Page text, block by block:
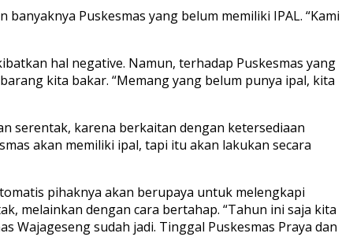
Puskesmas yang belum memiliki IPAL. “Kami
hal negative. Namun, terhadap Puskesmas yang
kita bakar. “Memang yang belum punya ipal, kita
serentak, karena berkaitan dengan ketersediaan
akan memiliki ipal, tapi itu akan lakukan secara
pihaknya akan berupaya untuk melengkapi
melainkan dengan cara bertahap. “Tahun ini saja kita
Wajageseng sudah jadi. Tinggal Puskesmas Praya dan